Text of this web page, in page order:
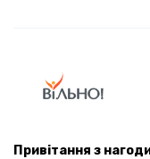
Привітання з